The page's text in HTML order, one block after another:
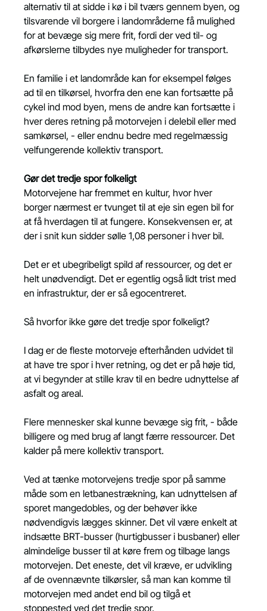
alternativ til at sidde i kø i bil tværs gennem byen, og
tilsvarende vil borgere i landområderne få mulighed
for at bevæge sig mere frit, fordi der ved til- og
afkørslerne tilbydes nye muligheder for transport.
En familie i et landområde kan for eksempel følges
ad til en tilkørsel, hvorfra den ene kan fortsætte på
cykel ind mod byen, mens de andre kan fortsætte i
hver deres retning på motorvejen i delebil eller med
samkørsel, - eller endnu bedre med regelmæssig
velfungerende kollektiv transport.
Gør det tredje spor folkeligt
Motorvejene har fremmet en kultur, hvor hver
borger nærmest er tvunget til at eje sin egen bil for
at få hverdagen til at fungere. Konsekvensen er, at
der i snit kun sidder sølle 1,08 personer i hver bil.
Det er et ubegribeligt spild af ressourcer, og det er
helt unødvendigt. Det er egentlig også lidt trist med
en infrastruktur, der er så egocentreret.
Så hvorfor ikke gøre det tredje spor folkeligt?
I dag er de fleste motorveje efterhånden udvidet til
at have tre spor i hver retning, og det er på høje tid,
at vi begynder at stille krav til en bedre udnyttelse af
asfalt og areal.
Flere mennesker skal kunne bevæge sig frit, - både
billigere og med brug af langt færre ressourcer. Det
kalder på mere kollektiv transport.
Ved at tænke motorvejens tredje spor på samme
måde som en letbanestrækning, kan udnyttelsen af
sporet mangedobles, og der behøver ikke
nødvendigvis lægges skinner. Det vil være enkelt at
indsætte BRT-busser (hurtigbusser i busbaner) eller
almindelige busser til at køre frem og tilbage langs
motorvejen. Det eneste, det vil kræve, er udvikling
af de ovennævnte tilkørsler, så man kan komme til
motorvejen med andet end bil og tilgå et
stoppested ved det tredje spor.